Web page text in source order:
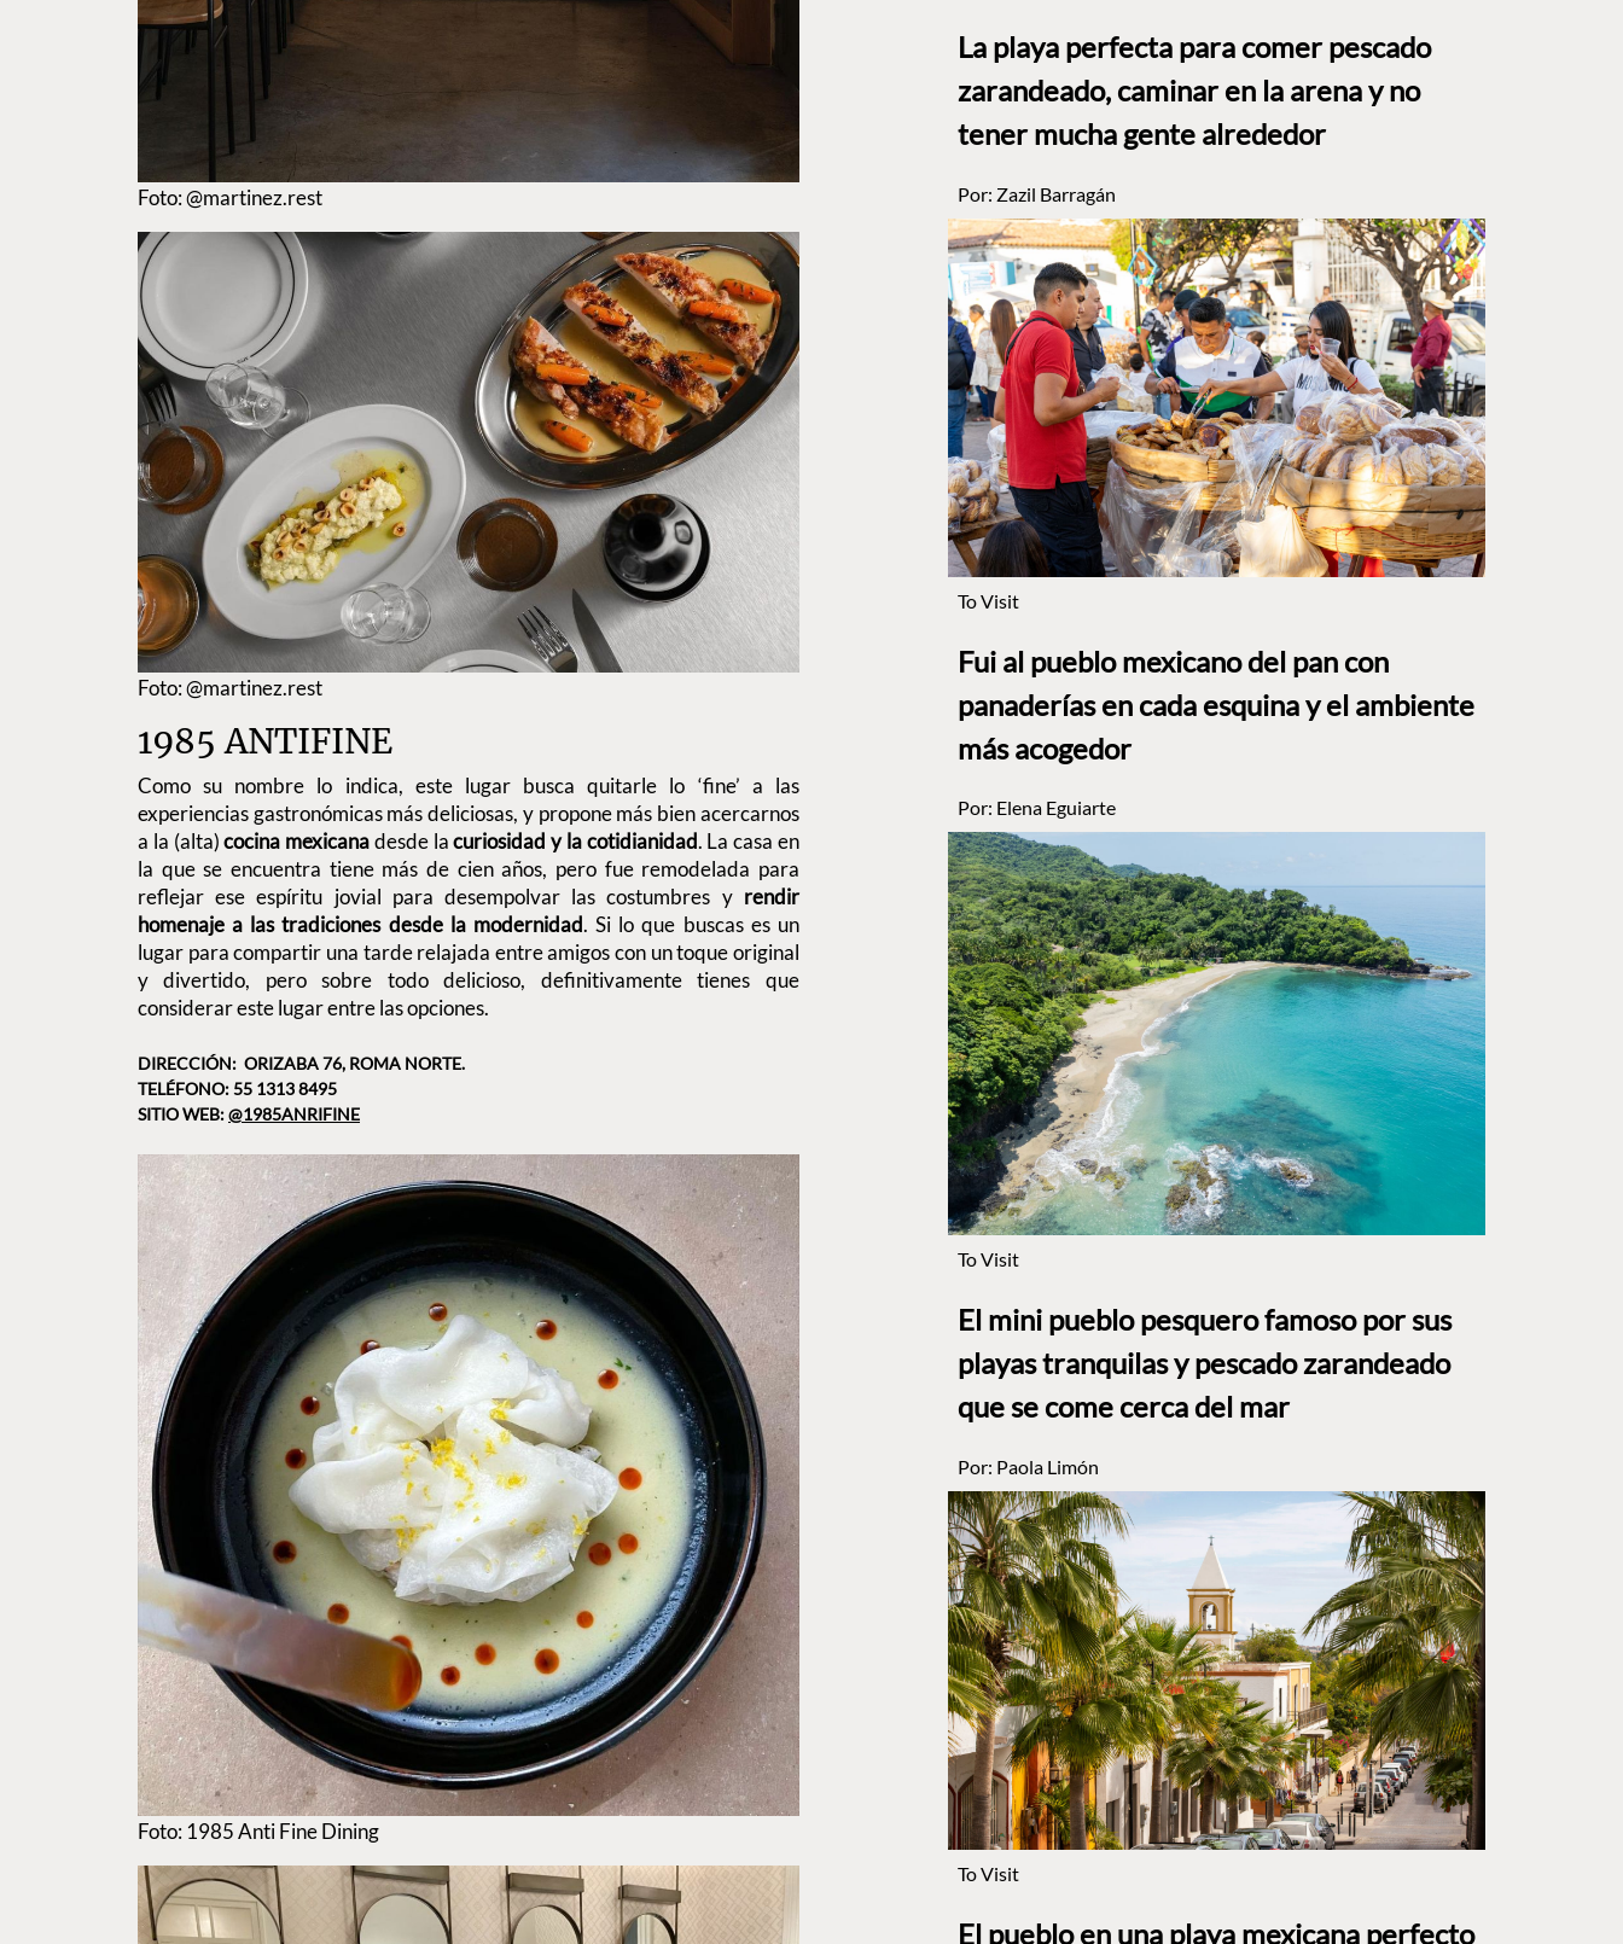
Foto: @martinez.rest
Foto: @martinez.rest
1985 ANTIFINE
Como su nombre lo indica, este lugar busca quitarle lo ‘fine’ a las
experiencias gastronómicas más deliciosas, y propone más bien acercarnos
a la (alta)cocina mexicanadesde lacuriosidad y la cotidianidad. La casa en
la que se encuentra tiene más de cien años, pero fue remodelada para
reflejar ese espíritu jovial para desempolvar las costumbres y rendir
homenaje a las tradiciones desde la modernidad. Si lo que buscas es un
lugar para compartir una tarde relajada entre amigos con un toque original
y divertido, pero sobre todo delicioso, definitivamente tienes que
considerar este lugar entre las opciones.
DIRECCIÓN: ORIZABA 76, ROMA NORTE.
TELÉFONO: 55 1313 8495
SITIO WEB:@1985ANRIFINE
Foto: 1985 Anti Fine Dining
La playa perfecta para comer pescado
zarandeado, caminar en la arena y no
tener mucha gente alrededor
Por: Zazil Barragán
To Visit
Fui al pueblo mexicano del pan con
panaderías en cada esquina y el ambiente
más acogedor
Por: Elena Eguiarte
To Visit
El mini pueblo pesquero famoso por sus
playas tranquilas y pescado zarandeado
que se come cerca del mar
Por: Paola Limón
To Visit
El pueblo en una playa mexicana perfecto